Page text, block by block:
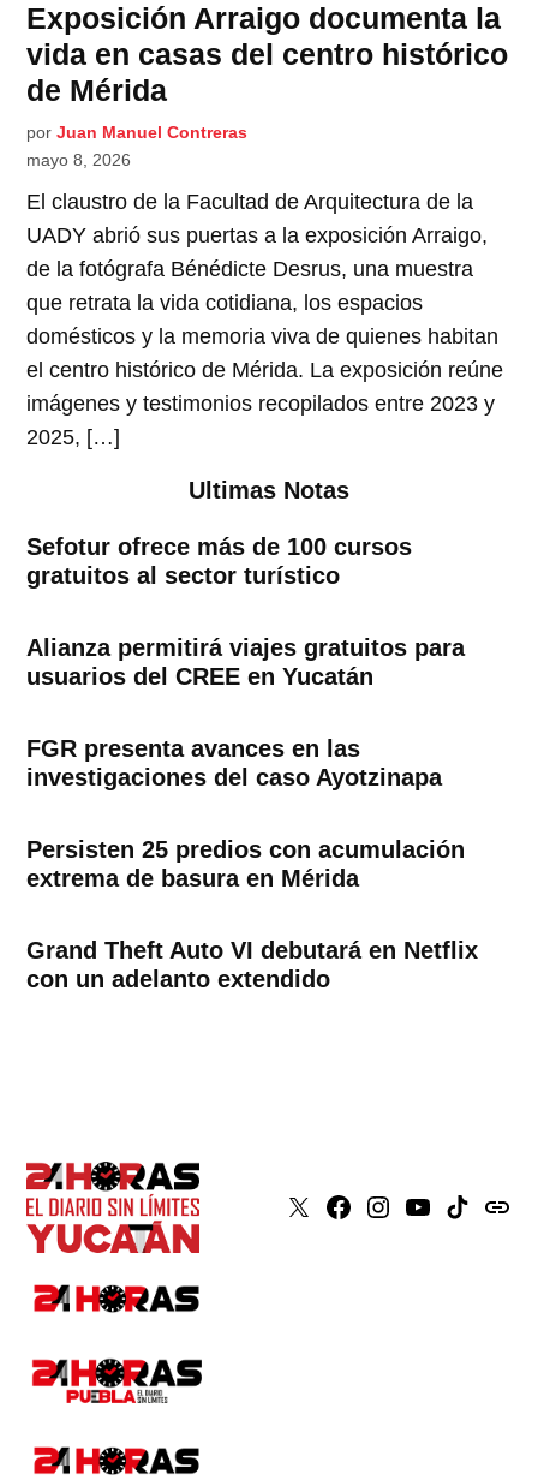
Exposición Arraigo documenta la
vida en casas del centro histórico
de Mérida
por Juan Manuel Contreras
mayo 8, 2026
El claustro de la Facultad de Arquitectura de la
UADY abrió sus puertas a la exposición Arraigo,
de la fotógrafa Bénédicte Desrus, una muestra
que retrata la vida cotidiana, los espacios
domésticos y la memoria viva de quienes habitan
el centro histórico de Mérida. La exposición reúne
imágenes y testimonios recopilados entre 2023 y
2025, […]
Ultimas Notas
Sefotur ofrece más de 100 cursos
gratuitos al sector turístico
Alianza permitirá viajes gratuitos para
usuarios del CREE en Yucatán
FGR presenta avances en las
investigaciones del caso Ayotzinapa
Persisten 25 predios con acumulación
extrema de basura en Mérida
Grand Theft Auto VI debutará en Netflix
con un adelanto extendido
X Faceboook
Instagram
YoutubeTiktokissuu